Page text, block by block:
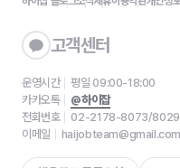
고객센터
운영시간
평일 09:00-18:00
카카오톡
@하이잡
전화번호
02-2178-8073/8029
이메일
haijobteam@gmail.com